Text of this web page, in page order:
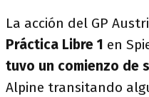
La acción del GP
Práctica Libre 1 en
tuvo un comienzo de
Alpine transitando